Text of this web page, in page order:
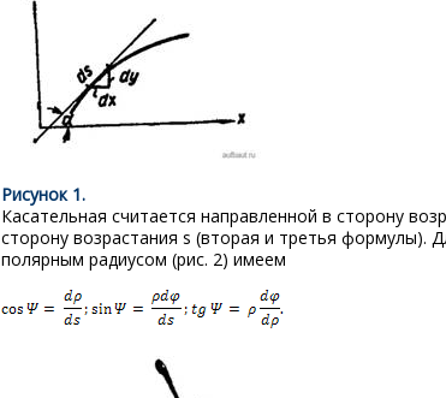
Рисунок 1.
Касательная считается направленной в сторону
сторону возрастания s (вторая и третья формулы).
полярным радиусом (рис. 2) имеем